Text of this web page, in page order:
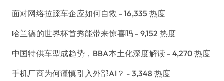
面对网络拉踩车企应如何自救 - 16,335 热度
哈兰德的世界杯首秀能带来惊喜吗 - 9,152 热度
中国特供车型成趋势，BBA本土化深度解读 - 4,270 热度
手机厂商为何谨慎引入外部AI？ - 3,348 热度